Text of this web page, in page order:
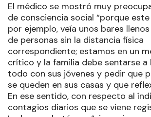
El médico se mostró muy
de consciencia social “porque
por ejemplo, veía unos bares
de personas sin la distancia física
correspondiente; estamos en un
crítico y la familia debe sentarse a
todo con sus jóvenes y pedir que
se queden en sus casas y que
En ese sentido, con respecto al
contagios diarios que se viene